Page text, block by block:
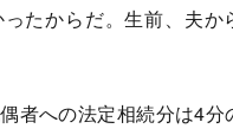
たからだ。生前、夫
者への法定相続分は4分